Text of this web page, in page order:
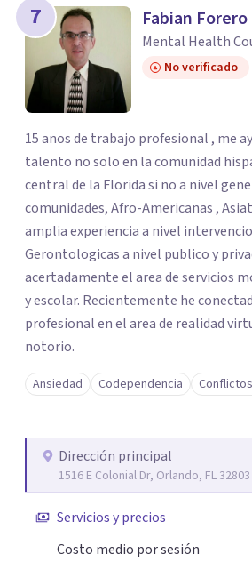
7 Fabian Forero
Mental Health
No verificado
15 anos de trabajo profesional , me
talento no solo en la comunidad
central de la Florida si no a nivel
comunidades, Afro-Americanas ,
amplia experiencia a nivel
Gerontologicas a nivel publico y
acertadamente el area de servicios
y escolar. Recientemente he
profesional en el area de realidad
notorio.
Ansiedad Codependencia
Dirección principal
1516 E Colonial Dr, Orlando, FL 32803
Servicios y precios
Costo medio por sesión